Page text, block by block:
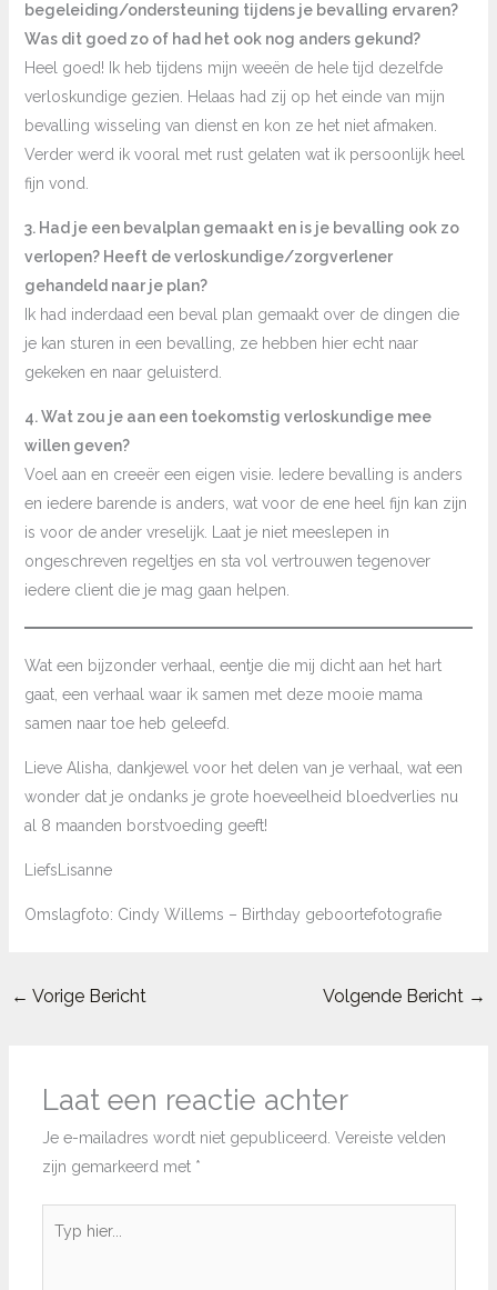
begeleiding/ondersteuning tijdens je bevalling ervaren?
Was dit goed zo of had het ook nog anders gekund?
Heel goed! Ik heb tijdens mijn weeën de hele tijd dezelfde
verloskundige gezien. Helaas had zij op het einde van mijn
bevalling wisseling van dienst en kon ze het niet afmaken.
Verder werd ik vooral met rust gelaten wat ik persoonlijk heel
fijn vond.
3. Had je een bevalplan gemaakt en is je bevalling ook zo
verlopen? Heeft de verloskundige/zorgverlener
gehandeld naar je plan?
Ik had inderdaad een beval plan gemaakt over de dingen die
je kan sturen in een bevalling, ze hebben hier echt naar
gekeken en naar geluisterd.
4. Wat zou je aan een toekomstig verloskundige mee
willen geven?
Voel aan en creeër een eigen visie. Iedere bevalling is anders
en iedere barende is anders, wat voor de ene heel fijn kan zijn
is voor de ander vreselijk. Laat je niet meeslepen in
ongeschreven regeltjes en sta vol vertrouwen tegenover
iedere client die je mag gaan helpen.
Wat een bijzonder verhaal, eentje die mij dicht aan het hart
gaat, een verhaal waar ik samen met deze mooie mama
samen naar toe heb geleefd.
Lieve Alisha, dankjewel voor het delen van je verhaal, wat een
wonder dat je ondanks je grote hoeveelheid bloedverlies nu
al 8 maanden borstvoeding geeft!
LiefsLisanne
Omslagfoto: Cindy Willems – Birthday geboortefotografie
← Vorige Bericht Volgende Bericht →
Laat een reactie achter
Je e-mailadres wordt niet gepubliceerd. Vereiste velden
zijn gemarkeerd met *
hier...